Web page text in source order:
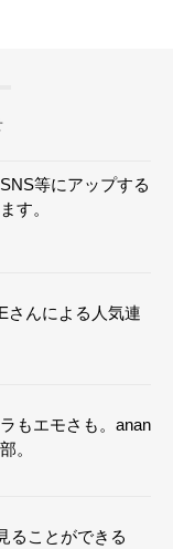
等にアップする
す。
さんによる人気連
もエモさも。anan
。
ることができる